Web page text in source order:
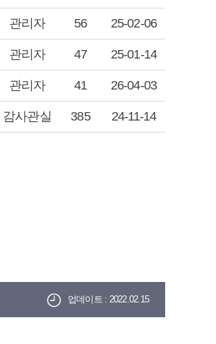
관리자 56 25-02-06
관리자 47 25-01-14
관리자 41 26-04-03
감사관실 385 24-11-14
업데이트 : 2022.02.15